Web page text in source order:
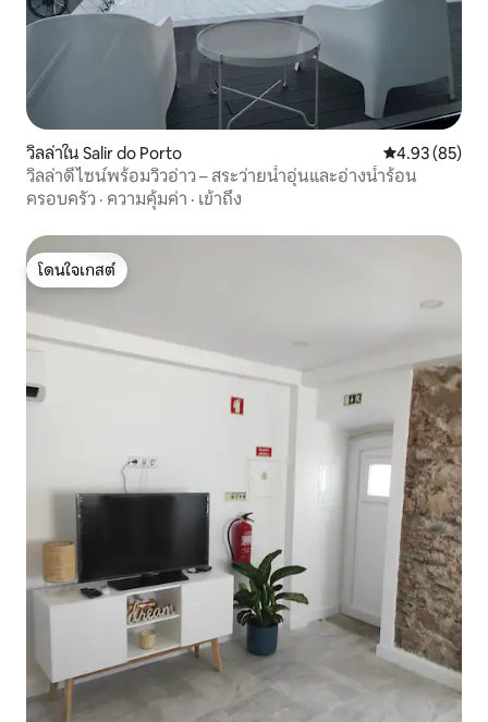
วิลล่าใน Salir do Porto คะแนนเฉลี่ย
4.93 (85)
วิลล่าดีไซน์พร้อมวิวอ่าว – สระว่ายน้ำอุ่นและอ่างน้ำร้อน
ครอบครัว · ความคุ้มค่า · เข้าถึง
โดนใจเกสต์
โดนใจเกสต์